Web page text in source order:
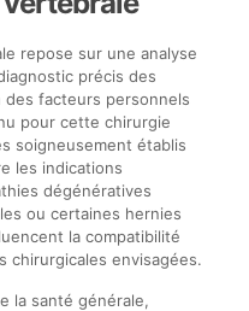
repose sur une analyse
précis des
des facteurs personnels
pour cette chirurgie
soigneusement établis
les indications
dégénératives
ou certaines hernies
la compatibilité
envisagées.
la santé générale,